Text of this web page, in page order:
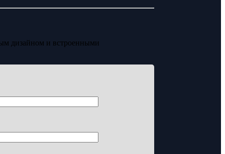
дизайном и встроенными